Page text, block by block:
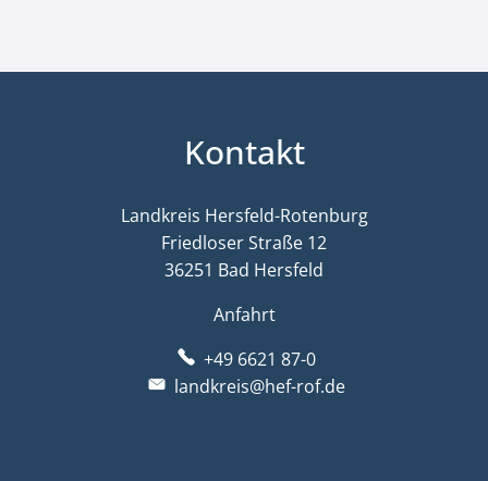
Kontakt
Landkreis Hersfeld-Rotenburg
Friedloser Straße 12
36251 Bad Hersfeld
Anfahrt
+49 6621 87-0
landkreis@hef-rof.de